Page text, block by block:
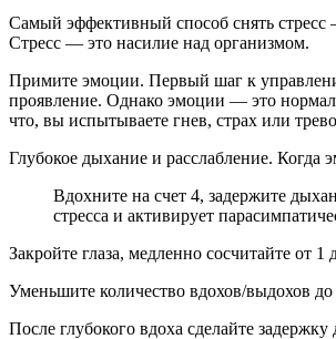
Самый эффективный способ снять стресс
Стресс — это насилие над организмом.
Примите эмоции. Первый шаг к
проявление. Однако эмоции — это
что, вы испытываете гнев, страх или
Глубокое дыхание и расслабление. Когда
Вдохните на счет 4, задержите
стресса и активирует
Закройте глаза, медленно сосчитайте от 1
Уменьшите количество вдохов/выдохов
После глубокого вдоха сделайте